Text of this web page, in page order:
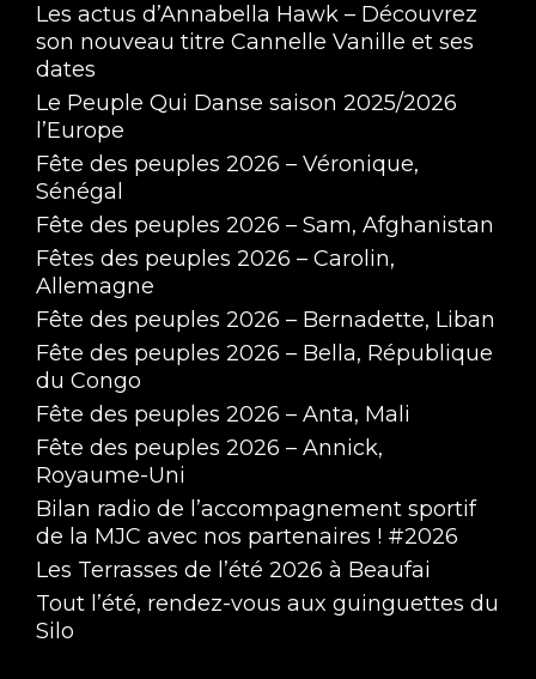
Les actus d’Annabella Hawk – Découvrez
son nouveau titre Cannelle Vanille et ses
dates
Le Peuple Qui Danse saison 2025/2026
l’Europe
Fête des peuples 2026 – Véronique,
Sénégal
Fête des peuples 2026 – Sam, Afghanistan
Fêtes des peuples 2026 – Carolin,
Allemagne
Fête des peuples 2026 – Bernadette, Liban
Fête des peuples 2026 – Bella, République
du Congo
Fête des peuples 2026 – Anta, Mali
Fête des peuples 2026 – Annick,
Royaume-Uni
Bilan radio de l’accompagnement sportif
de la MJC avec nos partenaires ! #2026
Les Terrasses de l’été 2026 à Beaufai
Tout l’été, rendez-vous aux guinguettes du
Silo